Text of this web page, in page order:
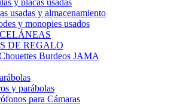
y placas usadas
usadas y almacenamiento
y monopies usados
DE REGALO
Burdeos JAMA
y parábolas
para Cámaras